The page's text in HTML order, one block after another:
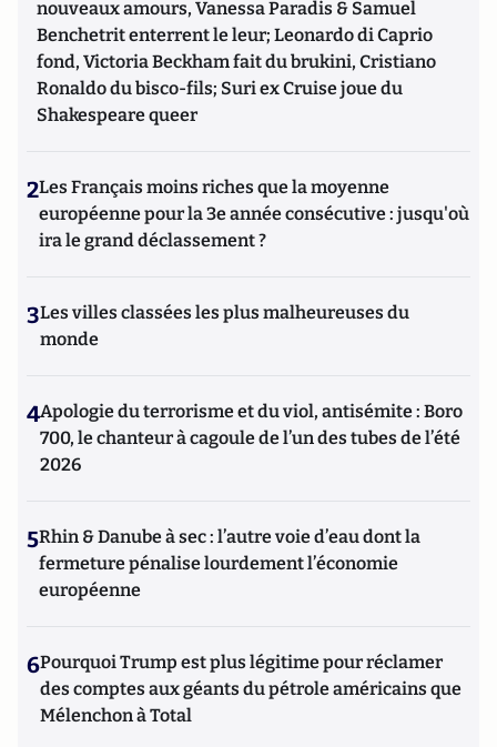
nouveaux amours, Vanessa Paradis & Samuel
Benchetrit enterrent le leur; Leonardo di Caprio
fond, Victoria Beckham fait du brukini, Cristiano
Ronaldo du bisco-fils; Suri ex Cruise joue du
Shakespeare queer
2Les Français moins riches que la moyenne
européenne pour la 3e année consécutive : jusqu'où
ira le grand déclassement ?
3Les villes classées les plus malheureuses du
monde
4Apologie du terrorisme et du viol, antisémite : Boro
700, le chanteur à cagoule de l’un des tubes de l’été
2026
5Rhin & Danube à sec : l’autre voie d’eau dont la
fermeture pénalise lourdement l’économie
européenne
6Pourquoi Trump est plus légitime pour réclamer
des comptes aux géants du pétrole américains que
Mélenchon à Total